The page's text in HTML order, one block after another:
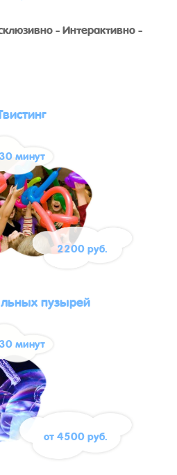
- Интерактивно -
минут
2200 руб.
пузырей
минут
от 4500 руб.